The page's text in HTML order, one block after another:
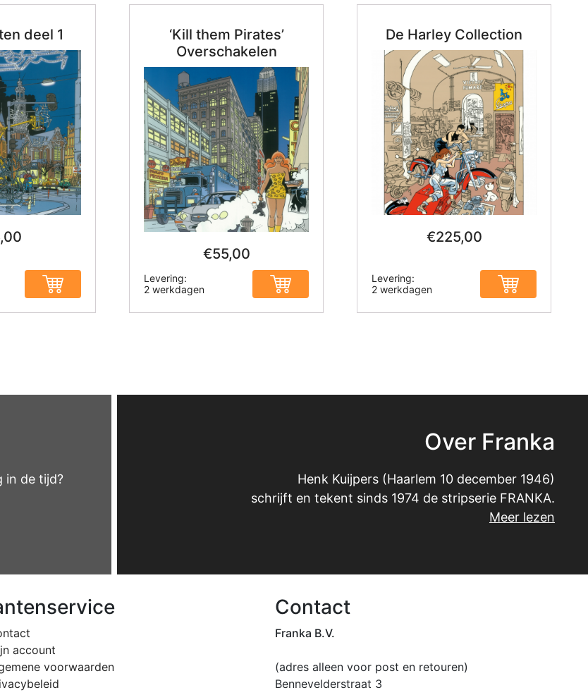
deel 1
‘Kill them Pirates’
Overschakelen
€55,00
Levering:
2 werkdagen
De Harley Collection
€225,00
Levering:
2 werkdagen
in de tijd?
Over Franka
Henk Kuijpers (Haarlem 10 december 1946)
schrijft en tekent sinds 1974 de stripserie FRANKA.
Meer lezen
account
voorwaarden
Contact
Franka B.V.
(adres alleen voor post en retouren)
Bennevelderstraat 3